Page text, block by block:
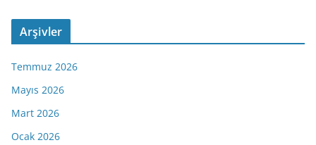
Arşivler
Temmuz 2026
Mayıs 2026
Mart 2026
Ocak 2026